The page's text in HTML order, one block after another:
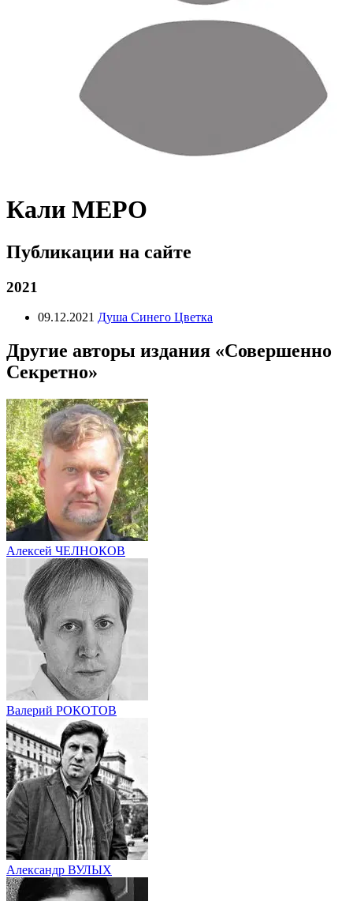
Кали МЕРО
Публикации на сайте
2021
09.12.2021 Душа Синего Цветка
Другие авторы издания «Совершенно
Секретно»
Алексей ЧЕЛНОКОВ
Валерий РОКОТОВ
Александр ВУЛЫХ